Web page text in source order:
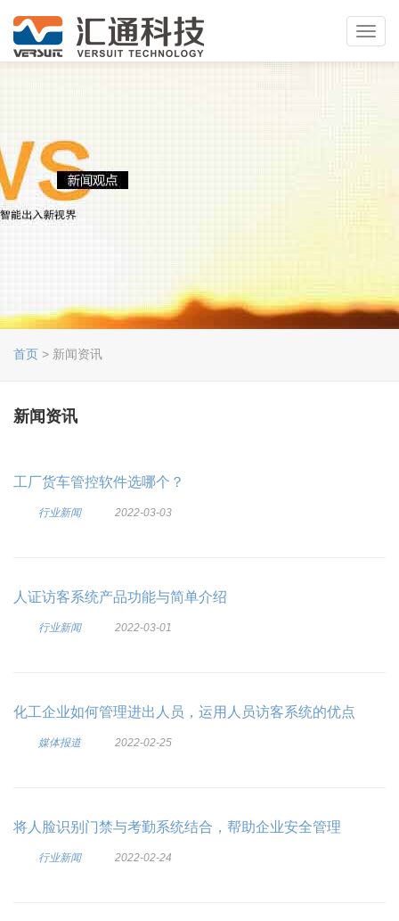
首页 > 新闻资讯
新闻资讯
工厂货车管控软件选哪个？
行业新闻 2022-03-03
人证访客系统产品功能与简单介绍
行业新闻 2022-03-01
化工企业如何管理进出人员，运用人员访客系统的优点
媒体报道 2022-02-25
将人脸识别门禁与考勤系统结合，帮助企业安全管理
行业新闻 2022-02-24